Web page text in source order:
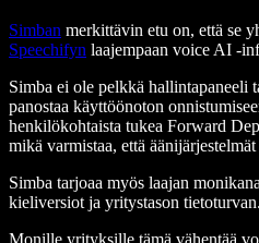
Simban merkittävin etu on, että se
Speechifyn laajempaan voice AI -
Simba ei ole pelkkä hallintapaneeli
panostaa käyttöönoton
henkilökohtaista tukea Forward
mikä varmistaa, että
Simba tarjoaa myös laajan
kieliversiot ja yritystason tietoturvan.